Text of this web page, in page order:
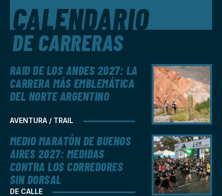
CALENDARIO
DE CARRERAS
AVENTURA / TRAIL
RAID DE LOS ANDES 2027: LA
CARRERA MÁS EMBLEMÁTICA
DEL NORTE ARGENTINO
DE CALLE
MEDIO MARATÓN DE BUENOS
AIRES 2027: MEDIDAS
CONTRA LOS CORREDORES
SIN DORSAL